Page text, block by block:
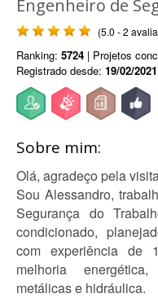
Engenheiro de
(5.0 - 2
Ranking: 5724 | Projetos
Registrado desde: 19/02/2021
Sobre mim:
Olá, agradeço pela
Sou Alessandro,
Segurança do
condicionado,
com experiência de
melhoria
metálicas e hidráulica.